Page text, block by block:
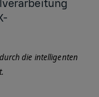
die intelligenten